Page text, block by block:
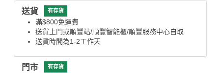
送貨 有存貨
滿$800免運費
送貨上門或順豐站/順豐智能櫃/順豐服務中心自取
送貨時間為1-2工作天
門市 有存貨